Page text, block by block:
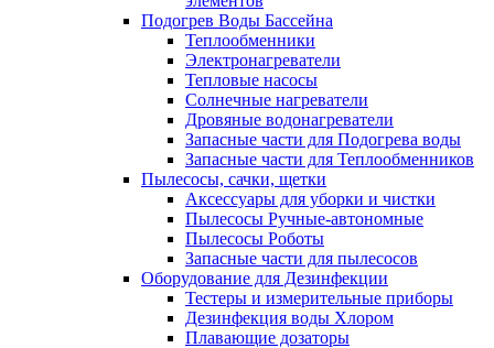
Подогрев Воды Бассейна
Теплообменники
Электронагреватели
Тепловые насосы
Солнечные нагреватели
Дровяные водонагреватели
Запасные части для Подогрева воды
Запасные части для Теплообменников
Пылесосы, сачки, щетки
Аксессуары для уборки и чистки
Пылесосы Ручные-автономные
Пылесосы Роботы
Запасные части для пылесосов
Оборудование для Дезинфекции
Тестеры и измерительные приборы
Дезинфекция воды Хлором
Плавающие дозаторы